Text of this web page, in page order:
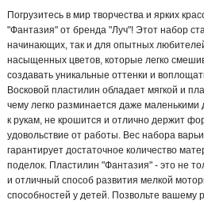
Погрузитесь в мир творчества и ярких
"Фантазия" от бренда "Луч"! Этот набор
начинающих, так и для опытных
насыщенных цветов, которые легко
создавать уникальные оттенки и
Восковой пластилин обладает мягкой и
чему легко разминается даже
к рукам, не крошится и отлично держит
удовольствие от работы. Вес набора
гарантирует достаточное количество
поделок. Пластилин "Фантазия" - это не
и отличный способ развития мелкой
способностей у детей. Позвольте вашему